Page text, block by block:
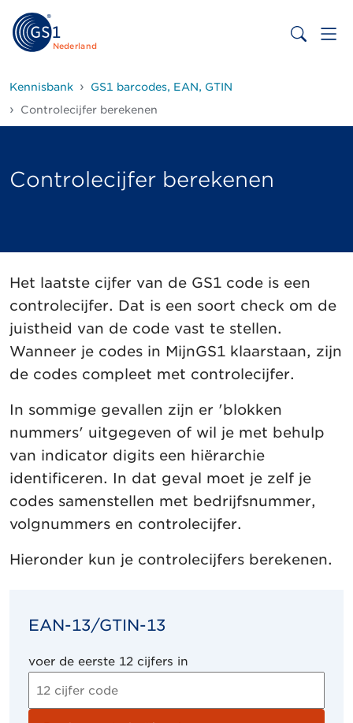
Nederland
Kennisbank
GS1 barcodes, EAN, GTIN
Controlecijfer berekenen
Controlecijfer berekenen
Het laatste cijfer van de GS1 code is een
controlecijfer. Dat is een soort check om de
juistheid van de code vast te stellen.
Wanneer je codes in MijnGS1 klaarstaan, zijn
de codes compleet met controlecijfer.
In sommige gevallen zijn er 'blokken
nummers' uitgegeven of wil je met behulp
van indicator digits een hiërarchie
identificeren. In dat geval moet je zelf je
codes samenstellen met bedrijfsnummer,
volgnummers en controlecijfer.
Hieronder kun je controlecijfers berekenen.
EAN-13/GTIN-13
voer de eerste 12 cijfers in